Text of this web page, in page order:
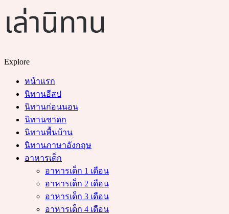
Search
Explore
หน้าแรก
นิทานอีสป
นิทานก่อนนอน
นิทานชาดก
นิทานพื้นบ้าน
นิทานภาษาอังกฤษ
อาหารเด็ก
อาหารเด็ก 1 เดือน
อาหารเด็ก 2 เดือน
อาหารเด็ก 3 เดือน
อาหารเด็ก 4 เดือน